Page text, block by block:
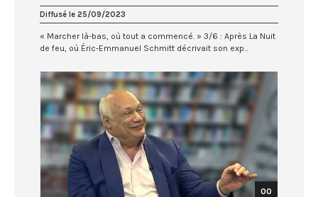
Diffusé le 25/09/2023
« Marcher là-bas, où tout a commencé. » 3/6 : Après La Nuit
de feu, où Éric-Emmanuel Schmitt décrivait son exp...
00